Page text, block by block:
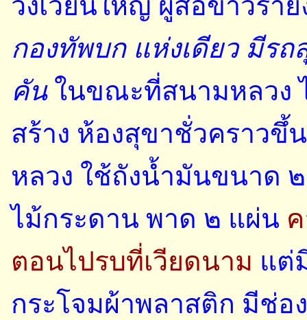
วงเวียนใหญ่ ผู้สื่อข่าวรา
กองทัพบก แห่งเดียว มีร
คัน ในขณะที่สนามหลวง
สร้าง ห้องสุขาชั่วคราวขึ้
หลวง ใช้ถังน้ำมันขนาด
ไม้กระดาน พาด ๒ แผ่น
ตอนไปรบที่เวียดนาม แต่
กระโจมผ้าพลาสติก มีช่อ